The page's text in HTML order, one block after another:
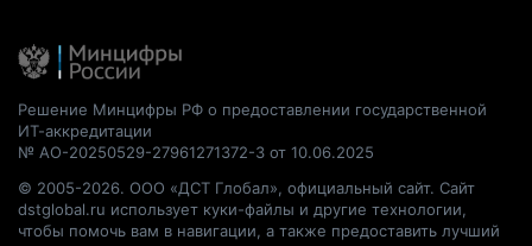
Решение Минцифры РФ о предоставлении государственной
ИТ-аккредитации
№ АО-20250529-27961271372-3 от 10.06.2025
© 2005-2026. ООО «ДСТ Глобал», официальный сайт. Сайт
dstglobal.ru использует куки-файлы и другие технологии,
чтобы помочь вам в навигации, а также предоставить лучший